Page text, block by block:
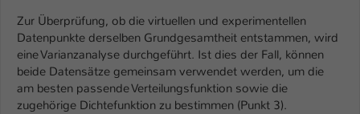
Zur Überprüfung, ob die virtuellen und experimentellen
Datenpunkte derselben Grundgesamtheit entstammen, wird
eine Varianzanalyse durchgeführt. Ist dies der Fall, können
beide Datensätze gemeinsam verwendet werden, um die
am besten passende Verteilungsfunktion sowie die
zugehörige Dichtefunktion zu bestimmen (Punkt 3).